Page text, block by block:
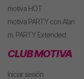
motiva HOT
motiva PARTY con Alan
m. PARTY Extended
CLUB MOTIVA
Iniciar sesión